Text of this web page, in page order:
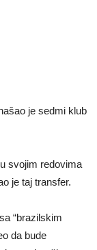
na tajlandskom
je sedmi klub
svojim redovima
je taj transfer.
“brazilskim
da bude